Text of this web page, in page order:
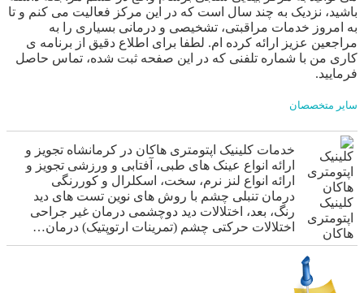
باشید، نزدیک به چند سال است که در این مرکز فعالیت می کنم و تا
به امروز خدمات مراقبتی، تشخیصی ‌و درمانی بسیاری را به
مراجعین عزیز ارائه کرده ام. لطفا برای اطلاع دقیق از برنامه ی
کاری من با شماره تلفنی که در این صفحه ثبت شده، تماس حاصل
فرمایید.
سایر متخصصان
کلینیک
اپتومتری
هاکان
خدمات کلینیک اپتومتری هاکان در کرمانشاه تجویز و
ارائه انواع عینک های طبی، آفتابی و ورزشی تجویز و
ارائه انواع لنز‌ نرم‌، سخت، اسکلرال و کوررنگی
درمان تنبلی چشم با روش های نوین تست های دید
رنگ، بعد، اختلالات دید دوچشمی درمان غیر جراحی
اختلالات حرکتی چشم (تمرینات ارتوپتیک) درمان…